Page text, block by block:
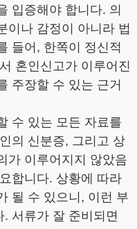
입증해야 합니다. 의
이나 감정이 아니라 법
들어, 한쪽이 정신적
혼인신고가 이루어진
주장할 수 있는 근거
수 있는 모든 자료를
의 신분증, 그리고 상
가 이루어지지 않았음
합니다. 상황에 따라
될 수 있으니, 이런 부
서류가 잘 준비되면